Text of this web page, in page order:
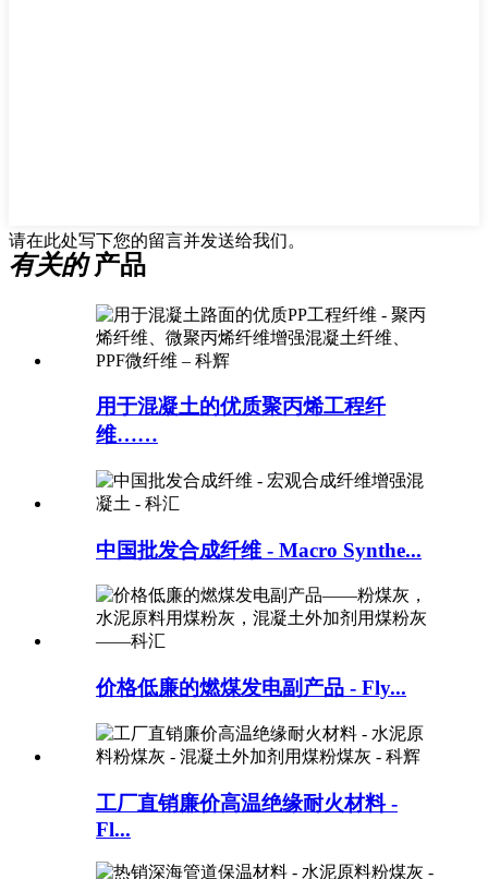
请在此处写下您的留言并发送给我们。
有关的产品
用于混凝土的优质聚丙烯工程纤
维……
中国批发合成纤维 - Macro Synthe...
价格低廉的燃煤发电副产品 - Fly...
工厂直销廉价高温绝缘耐火材料 -
Fl...